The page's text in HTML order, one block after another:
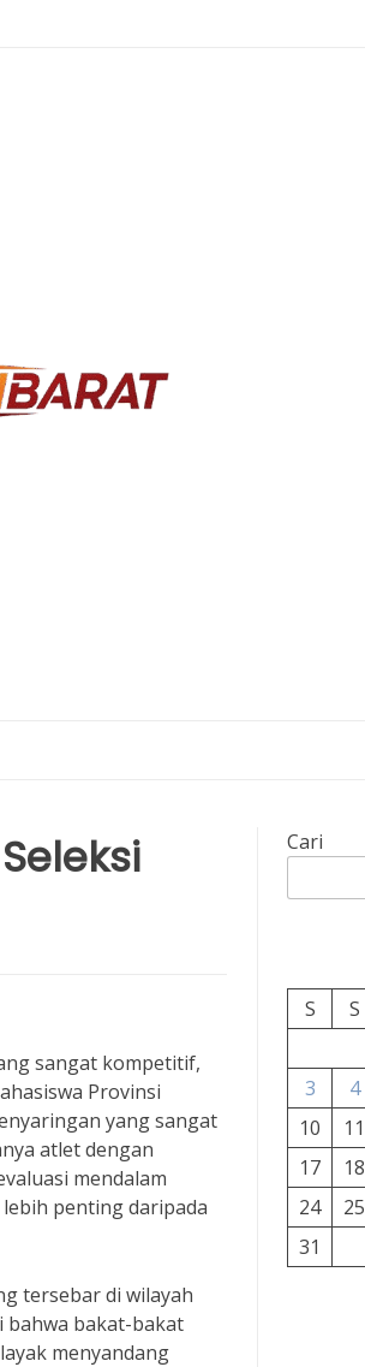
sangat kompetitif,
Provinsi
yang sangat
atlet dengan
mendalam
penting daripada
tersebar di wilayah
bahwa bakat-bakat
menyandang
Cari
S
S
3
4
10
11
17
18
24
25
31